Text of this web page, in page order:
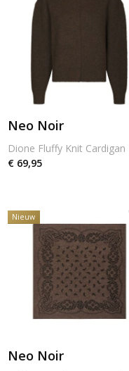
Neo Noir
Dione Fluffy Knit Cardigan
€ 69,95
Nieuw
Neo Noir